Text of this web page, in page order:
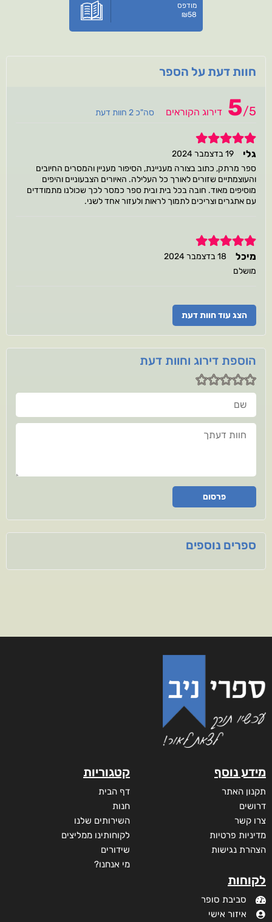
מודפס
₪58
חוות דעת על הספר
5/5 דירוג הקוראים סה"כ 2 חוות דעת
5
גלי
19 בדצמבר 2024
ספר מרתק, כתוב בצורה מעניינת, הסיפור מעניין והמסרים החיובים
והעוצמתיים שזורים לאורך כל העלילה. האיורים הצבעוניים והיפים
מוסיפים מאוד. חובה בכל בית ובית ספר כמסר לכך שכולנו מתמודדים
עם אתגרים וצריכים לתמוך לראות ולעזור אחד לשני.
5
מיכל
18 בדצמבר 2024
מושלם
הצג עוד חוות דעת
הוספת דירוג וחוות דעת
שם
חוות דעתך
פרסום
ספרים נוספים
מידע נוסף
תקנון האתר
דרושים
צרו קשר
מדיניות פרטיות
הצהרת נגישות
לקוחות
סביבת סופר
איזור אישי
קטגוריות
דף הבית
חנות
השירותים שלנו
לקוחותינו ממליצים
שידורים
מי אנחנו?